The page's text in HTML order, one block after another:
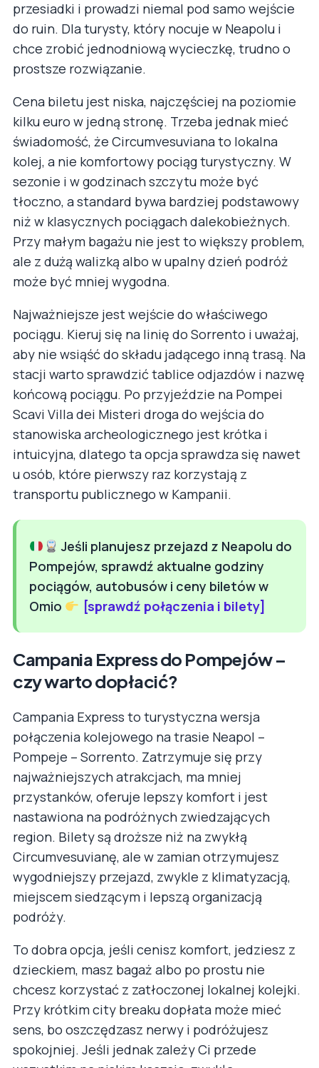
przesiadki i prowadzi niemal pod samo wejście
do ruin. Dla turysty, który nocuje w Neapolu i
chce zrobić jednodniową wycieczkę, trudno o
prostsze rozwiązanie.
Cena biletu jest niska, najczęściej na poziomie
kilku euro w jedną stronę. Trzeba jednak mieć
świadomość, że Circumvesuviana to lokalna
kolej, a nie komfortowy pociąg turystyczny. W
sezonie i w godzinach szczytu może być
tłoczno, a standard bywa bardziej podstawowy
niż w klasycznych pociągach dalekobieżnych.
Przy małym bagażu nie jest to większy problem,
ale z dużą walizką albo w upalny dzień podróż
może być mniej wygodna.
Najważniejsze jest wejście do właściwego
pociągu. Kieruj się na linię do Sorrento i uważaj,
aby nie wsiąść do składu jadącego inną trasą. Na
stacji warto sprawdzić tablice odjazdów i nazwę
końcową pociągu. Po przyjeździe na Pompei
Scavi Villa dei Misteri droga do wejścia do
stanowiska archeologicznego jest krótka i
intuicyjna, dlatego ta opcja sprawdza się nawet
u osób, które pierwszy raz korzystają z
transportu publicznego w Kampanii.
Jeśli planujesz przejazd z Neapolu do
Pompejów, sprawdź aktualne godziny
pociągów, autobusów i ceny biletów w
Omio
[sprawdź połączenia i bilety]
Campania Express do Pompejów –
czy warto dopłacić?
Campania Express to turystyczna wersja
połączenia kolejowego na trasie Neapol –
Pompeje – Sorrento. Zatrzymuje się przy
najważniejszych atrakcjach, ma mniej
przystanków, oferuje lepszy komfort i jest
nastawiona na podróżnych zwiedzających
region. Bilety są droższe niż na zwykłą
Circumvesuvianę, ale w zamian otrzymujesz
wygodniejszy przejazd, zwykle z klimatyzacją,
miejscem siedzącym i lepszą organizacją
podróży.
To dobra opcja, jeśli cenisz komfort, jedziesz z
dzieckiem, masz bagaż albo po prostu nie
chcesz korzystać z zatłoczonej lokalnej kolejki.
Przy krótkim city breaku dopłata może mieć
sens, bo oszczędzasz nerwy i podróżujesz
spokojniej. Jeśli jednak zależy Ci przede